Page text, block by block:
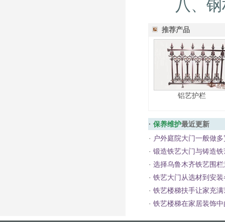
八、钢
推荐产品
铝艺护栏
· 保养维护最近更新
· 户外庭院大门一般做
· 锻造铁艺大门与铸造
· 选择乌鲁木齐铁艺围
· 铁艺大门从选材到安
· 铁艺楼梯扶手让家充
· 铁艺楼梯在家居装饰